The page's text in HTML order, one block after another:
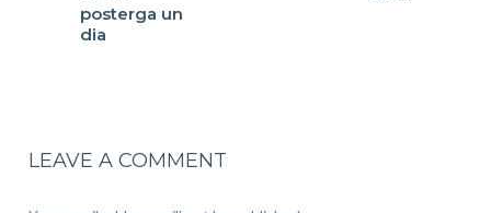
posterga un
dia
LEAVE A COMMENT